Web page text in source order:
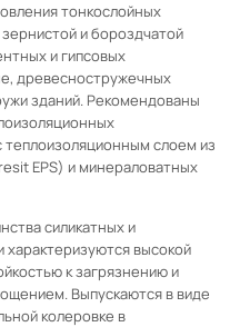
тонкослойных
и бороздчатой
и гипсовых
древесностружечных
зданий. Рекомендованы
слоем из
EPS) и минераловатных
силикатных и
характеризуются высокой
к загрязнению и
Выпускаются в виде
колеровке в